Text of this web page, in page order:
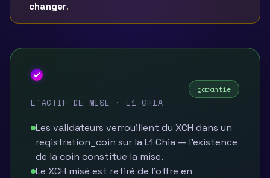
changer.
XCH
L'ACTIF DE MISE · L1 CHIA
garantie
Les validateurs verrouillent du XCH dans un
registration_coin sur la L1 Chia — l'existence
de la coin constitue la mise.
Le XCH misé est retiré de l'offre en